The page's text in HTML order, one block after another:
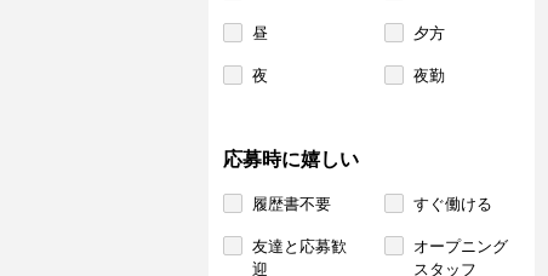
昼 夕方
夜 夜勤
応募時に嬉しい
履歴書不要 すぐ働ける
友達と応募歓
迎
オープニング
スタッフ